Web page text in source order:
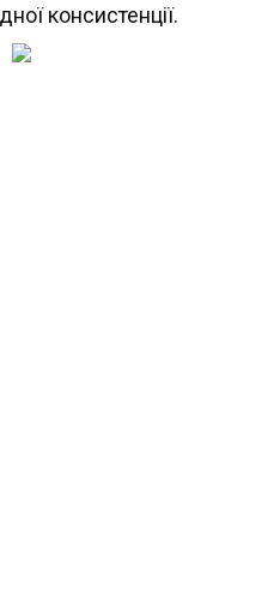
консистенції.